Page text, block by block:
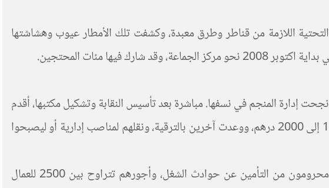
مادية وبشرية، نتيجة انعدام البنيات التحتية اللازمة من قناطر وطرق معبدة، وكشفت تلك الأمطار عيوب وهشاشتها
منجم “ايت حدو يوسف” الغني بمعدن النحاس سنة 1974، وتأسست أول نقابة للعمال سنة 1992، نجحت إدارة المنجم في نسفها. مباشرة بعد تأسيس النقابة وتشكيل مكتبها، أقدم
العمال على الانخراط، قبل أن تتمكن إدارة الشركة من شراء ذمة أغلبهم، لقد دفعت مقابل بطائق انخراطهم 1500 إلى 2000 درهم، ووعدت آخرين بالترقية، ونقلهم لمناصب إدارية أو ليصبحوا
اليوم، كما في السابق، يطالب العمال بتحسين ظروف عملهم وحياتهم. فرغم أن كل العمال مرسمون، إلا أنهم محرومون من التأمين عن حوادث الشغل، وأجورهم تتراوح بين 2500 للعمال